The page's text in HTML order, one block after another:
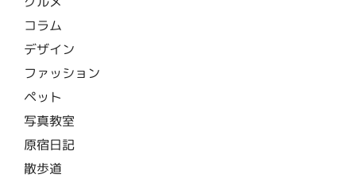
コラム
デザイン
ファッション
ペット
写真教室
原宿日記
散歩道